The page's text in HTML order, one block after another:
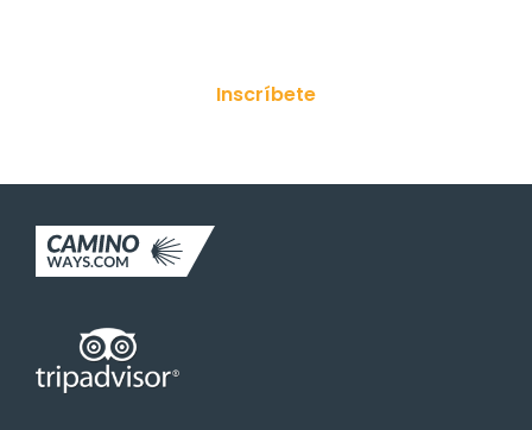
Inscríbete